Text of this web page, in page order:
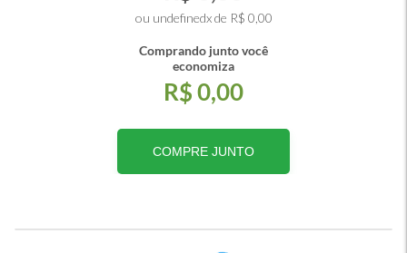
ou undefinedx de R$ 0,00
Comprando junto você
economiza
R$ 0,00
COMPRE JUNTO